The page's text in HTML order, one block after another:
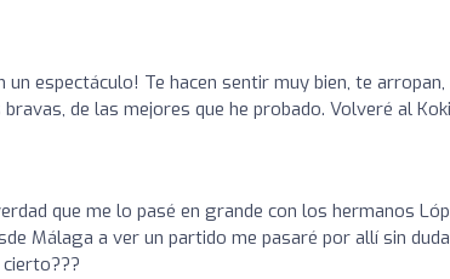
espectáculo! Te hacen sentir muy bien, te arropan,
de las mejores que he probado. Volveré al
que me lo pasé en grande con los hermanos
Málaga a ver un partido me pasaré por allí sin